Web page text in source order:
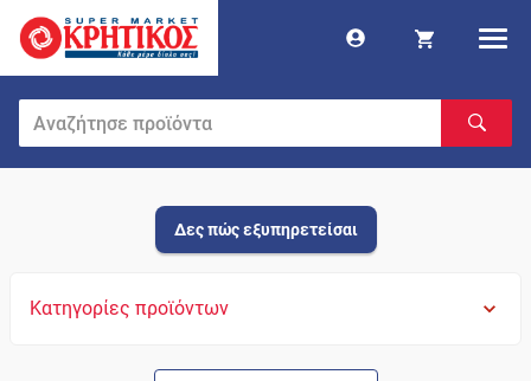
Δες πώς εξυπηρετείσαι
Κατηγορίες προϊόντων